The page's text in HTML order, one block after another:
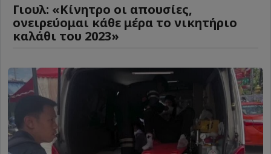
Γιουλ: «Κίνητρο οι απουσίες,
ονειρεύομαι κάθε μέρα το νικητήριο
καλάθι του 2023»